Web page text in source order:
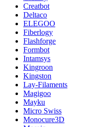
Creatbot
Deltaco
ELEGOO
Fiberlogy
Flashforge
Formbot
Intamsys
Kingroon
Kingston
Lay-Filaments
Magigoo
Mayku
Micro Swiss
Monocure3D